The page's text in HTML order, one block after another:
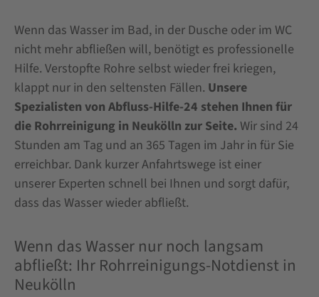
Wenn das Wasser im Bad, in der Dusche oder im WC
nicht mehr abfließen will, benötigt es professionelle
Hilfe. Verstopfte Rohre selbst wieder frei kriegen,
klappt nur in den seltensten Fällen. Unsere
Spezialisten von Abfluss-Hilfe-24 stehen Ihnen für
die Rohrreinigung in Neukölln zur Seite. Wir sind 24
Stunden am Tag und an 365 Tagen im Jahr in für Sie
erreichbar. Dank kurzer Anfahrtswege ist einer
unserer Experten schnell bei Ihnen und sorgt dafür,
dass das Wasser wieder abfließt.
Wenn das Wasser nur noch langsam
abfließt: Ihr Rohrreinigungs-Notdienst in
Neukölln